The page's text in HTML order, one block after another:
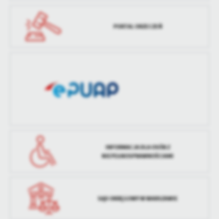
społecznościowych.
PORTAL ORZECZEŃ
INFORMACJA DLA OSÓB Z
NIEPEŁNOSPRAWNOŚCIAMI
SĄD OKRĘGOWY W WARSZAWIE
Ostatnio
zaktualizował